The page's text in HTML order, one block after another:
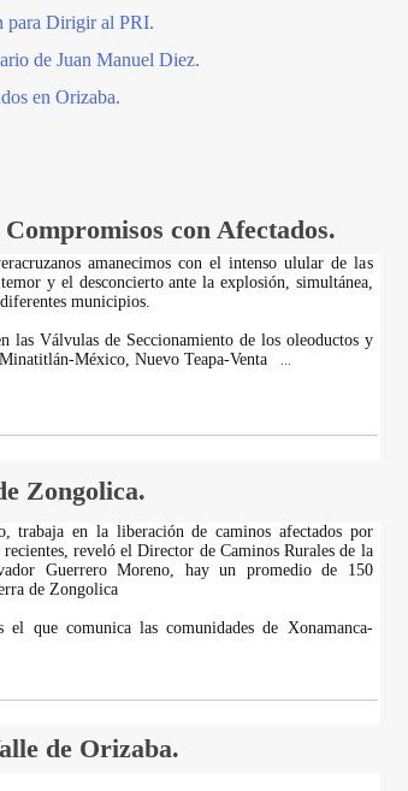
para Dirigir al PRI.
de Juan Manuel Diez.
en Orizaba.
con Afectados.
amanecimos con el intenso ulular de las
y el desconcierto ante la explosión, simultánea,
municipios.
las Válvulas de Seccionamiento de los oleoductos y
México, Nuevo Teapa-Venta
Zongolica.
trabaja en la liberación de caminos afectados por
reveló el Director de Caminos Rurales de la
Guerrero Moreno, hay un promedio de 150
de Zongolica
el que comunica las comunidades de Xonamanca-
de Orizaba.